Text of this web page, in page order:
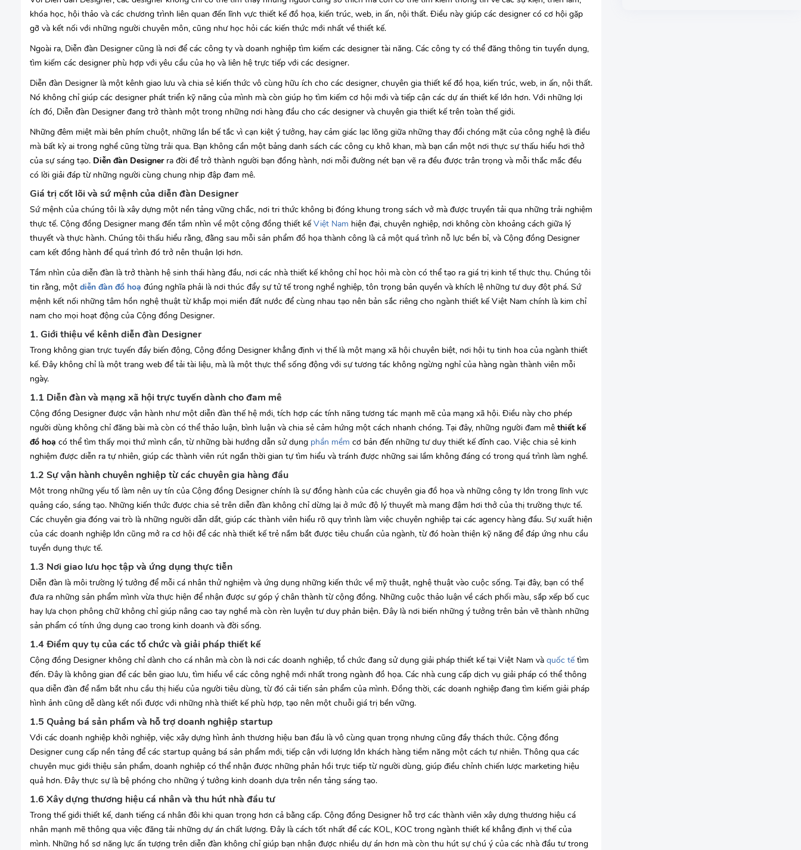
khóa học, hội thảo và các chương trình liên quan đến lĩnh vực thiết kế đồ họa, kiến trúc, web, in ấn, nội thất. Điều này giúp các designer có cơ hội gặp
gỡ và kết nối với những người chuyên môn, cũng như học hỏi các kiến thức mới nhất về thiết kế.
Ngoài ra, Diễn đàn Designer cũng là nơi để các công ty và doanh nghiệp tìm kiếm các designer tài năng. Các công ty có thể đăng thông tin tuyển dụng,
tìm kiếm các designer phù hợp với yêu cầu của họ và liên hệ trực tiếp với các designer.
Diễn đàn Designer là một kênh giao lưu và chia sẻ kiến thức vô cùng hữu ích cho các designer, chuyên gia thiết kế đồ họa, kiến trúc, web, in ấn, nội thất.
Nó không chỉ giúp các designer phát triển kỹ năng của mình mà còn giúp họ tìm kiếm cơ hội mới và tiếp cận các dự án thiết kế lớn hơn. Với những lợi
ích đó, Diễn đàn Designer đang trở thành một trong những nơi hàng đầu cho các designer và chuyên gia thiết kế trên toàn thế giới.
Những đêm miệt mài bên phím chuột, những lần bế tắc vì cạn kiệt ý tưởng, hay cảm giác lạc lõng giữa những thay đổi chóng mặt của công nghệ là điều
mà bất kỳ ai trong nghề cũng từng trải qua. Bạn không cần một bảng danh sách các công cụ khô khan, mà bạn cần một nơi thực sự thấu hiểu hơi thở
của sự sáng tạo. Diễn đàn Designerra đời để trở thành người bạn đồng hành, nơi mỗi đường nét bạn vẽ ra đều được trân trọng và mỗi thắc mắc đều
có lời giải đáp từ những người cùng chung nhịp đập đam mê.
Giá trị cốt lõi và sứ mệnh của diễn đàn Designer
Sứ mệnh của chúng tôi là xây dựng một nền tảng vững chắc, nơi tri thức không bị đóng khung trong sách vở mà được truyền tải qua những trải nghiệm
thực tế. Cộng đồng Designer mang đến tầm nhìn về một cộng đồng thiết kế Việt Nam hiện đại, chuyên nghiệp, nơi không còn khoảng cách giữa lý
thuyết và thực hành. Chúng tôi thấu hiểu rằng, đằng sau mỗi sản phẩm đồ họa thành công là cả một quá trình nỗ lực bền bỉ, và Cộng đồng Designer
cam kết đồng hành để quá trình đó trở nên thuận lợi hơn.
Tầm nhìn của diễn đàn là trở thành hệ sinh thái hàng đầu, nơi các nhà thiết kế không chỉ học hỏi mà còn có thể tạo ra giá trị kinh tế thực thụ. Chúng tôi
tin rằng, một diễn đàn đồ hoạ đúng nghĩa phải là nơi thúc đẩy sự tử tế trong nghề nghiệp, tôn trọng bản quyền và khích lệ những tư duy đột phá. Sứ
mệnh kết nối những tâm hồn nghệ thuật từ khắp mọi miền đất nước để cùng nhau tạo nên bản sắc riêng cho ngành thiết kế Việt Nam chính là kim chỉ
nam cho mọi hoạt động của Cộng đồng Designer.
1. Giới thiệu về kênh diễn đàn Designer
Trong không gian trực tuyến đầy biến động, Cộng đồng Designer khẳng định vị thế là một mạng xã hội chuyên biệt, nơi hội tụ tinh hoa của ngành thiết
kế. Đây không chỉ là một trang web để tải tài liệu, mà là một thực thể sống động với sự tương tác không ngừng nghỉ của hàng ngàn thành viên mỗi
ngày.
1.1 Diễn đàn và mạng xã hội trực tuyến dành cho đam mê
Cộng đồng Designer được vận hành như một diễn đàn thế hệ mới, tích hợp các tính năng tương tác mạnh mẽ của mạng xã hội. Điều này cho phép
người dùng không chỉ đăng bài mà còn có thể thảo luận, bình luận và chia sẻ cảm hứng một cách nhanh chóng. Tại đây, những người đam mê thiết kế
đồ hoạ có thể tìm thấy mọi thứ mình cần, từ những bài hướng dẫn sử dụng phần mềm cơ bản đến những tư duy thiết kế đỉnh cao. Việc chia sẻ kinh
nghiệm được diễn ra tự nhiên, giúp các thành viên rút ngắn thời gian tự tìm hiểu và tránh được những sai lầm không đáng có trong quá trình làm nghề.
1.2 Sự vận hành chuyên nghiệp từ các chuyên gia hàng đầu
Một trong những yếu tố làm nên uy tín của Cộng đồng Designer chính là sự đồng hành của các chuyên gia đồ họa và những công ty lớn trong lĩnh vực
quảng cáo, sáng tạo. Những kiến thức được chia sẻ trên diễn đàn không chỉ dừng lại ở mức độ lý thuyết mà mang đậm hơi thở của thị trường thực tế.
Các chuyên gia đóng vai trò là những người dẫn dắt, giúp các thành viên hiểu rõ quy trình làm việc chuyên nghiệp tại các agency hàng đầu. Sự xuất hiện
của các doanh nghiệp lớn cũng mở ra cơ hội để các nhà thiết kế trẻ nắm bắt được tiêu chuẩn của ngành, từ đó hoàn thiện kỹ năng để đáp ứng nhu cầu
tuyển dụng thực tế.
1.3 Nơi giao lưu học tập và ứng dụng thực tiễn
Diễn đàn là môi trường lý tưởng để mỗi cá nhân thử nghiệm và ứng dụng những kiến thức về mỹ thuật, nghệ thuật vào cuộc sống. Tại đây, bạn có thể
đưa ra những sản phẩm mình vừa thực hiện để nhận được sự góp ý chân thành từ cộng đồng. Những cuộc thảo luận về cách phối màu, sắp xếp bố cục
hay lựa chọn phông chữ không chỉ giúp nâng cao tay nghề mà còn rèn luyện tư duy phản biện. Đây là nơi biến những ý tưởng trên bản vẽ thành những
sản phẩm có tính ứng dụng cao trong kinh doanh và đời sống.
1.4 Điểm quy tụ của các tổ chức và giải pháp thiết kế
Cộng đồng Designer không chỉ dành cho cá nhân mà còn là nơi các doanh nghiệp, tổ chức đang sử dụng giải pháp thiết kế tại Việt Nam và quốc tế tìm
đến. Đây là không gian để các bên giao lưu, tìm hiểu về các công nghệ mới nhất trong ngành đồ họa. Các nhà cung cấp dịch vụ giải pháp có thể thông
qua diễn đàn để nắm bắt nhu cầu thị hiếu của người tiêu dùng, từ đó cải tiến sản phẩm của mình. Đồng thời, các doanh nghiệp đang tìm kiếm giải pháp
hình ảnh cũng dễ dàng kết nối được với những nhà thiết kế phù hợp, tạo nên một chuỗi giá trị bền vững.
1.5 Quảng bá sản phẩm và hỗ trợ doanh nghiệp startup
Với các doanh nghiệp khởi nghiệp, việc xây dựng hình ảnh thương hiệu ban đầu là vô cùng quan trọng nhưng cũng đầy thách thức. Cộng đồng
Designer cung cấp nền tảng để các startup quảng bá sản phẩm mới, tiếp cận với lượng lớn khách hàng tiềm năng một cách tự nhiên. Thông qua các
chuyên mục giới thiệu sản phẩm, doanh nghiệp có thể nhận được những phản hồi trực tiếp từ người dùng, giúp điều chỉnh chiến lược marketing hiệu
quả hơn. Đây thực sự là bệ phóng cho những ý tưởng kinh doanh dựa trên nền tảng sáng tạo.
1.6 Xây dựng thương hiệu cá nhân và thu hút nhà đầu tư
Trong thế giới thiết kế, danh tiếng cá nhân đôi khi quan trọng hơn cả bằng cấp. Cộng đồng Designer hỗ trợ các thành viên xây dựng thương hiệu cá
nhân mạnh mẽ thông qua việc đăng tải những dự án chất lượng. Đây là cách tốt nhất để các KOL, KOC trong ngành thiết kế khẳng định vị thế của
mình. Những hồ sơ năng lực ấn tượng trên diễn đàn không chỉ giúp bạn nhận được nhiều dự án hơn mà còn thu hút sự chú ý của các nhà đầu tư trong